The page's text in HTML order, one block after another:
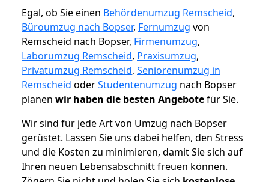
Egal, ob Sie einen Behördenumzug Remscheid,
Büroumzug nach Bopser, Fernumzug von
Remscheid nach Bopser, Firmenumzug,
Laborumzug Remscheid, Praxisumzug,
Privatumzug Remscheid, Seniorenumzug in
Remscheid oderStudentenumzug nach Bopser
planen wir haben die besten Angebotefür Sie.
Wir sind für jede Art von Umzug nach Bopser
gerüstet. Lassen Sie uns dabei helfen, den Stress
und die Kosten zu minimieren, damit Sie sich auf
Ihren neuen Lebensabschnitt freuen können.